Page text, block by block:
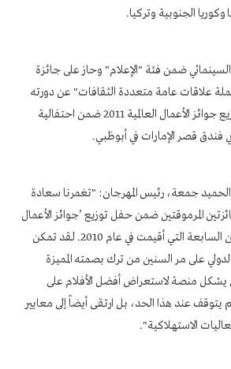
الجنوبية وتركيا.
ضمن فئة "الإعلام" وحاز على جائزة
علاقات عامة متعددة الثقافات" عن دورته
السابعة. وسوف يتم توزيع جوائز الأعمال العالمية 2011 ضمن احتفالية
جمعة، رئيس المهرجان: "تغمرنا سعادة
المرموقتين ضمن حفل توزيع ’جوائز الأعمال
الدولية‘ عن دورة المهرجان السابعة التي أقيمت في عام 2010. لقد تمكن
على مر السنين من ترك بصمته المميزة
منصة لاستعراض أفضل الأفلام على
يتوقف عند هذا الحد، بل ارتقى أيضاً إلى معايير
الاستهلاكية".